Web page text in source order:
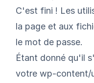
C'est fini ! Les
la page et aux
le mot de passe.
Étant donné qu'il
votre wp-content/